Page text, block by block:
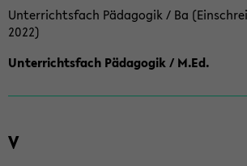
Unterrichtsfach Pädagogik / Ba
2022)
Unterrichtsfach Pädagogik / M.Ed.
V